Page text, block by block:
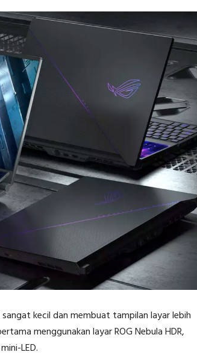
kecil dan membuat tampilan layar lebih
menggunakan layar ROG Nebula HDR,
LED.